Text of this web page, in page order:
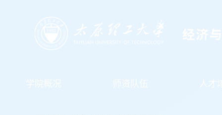
学院概况 师资队伍 人才